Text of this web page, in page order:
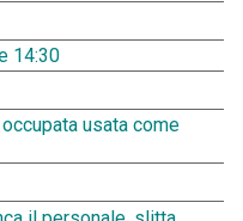
14:30
usata come